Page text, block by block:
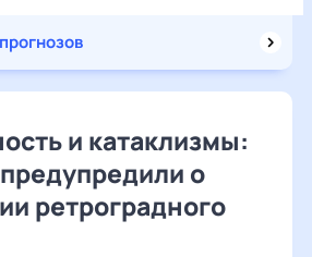
и катаклизмы:
о
ретроградного